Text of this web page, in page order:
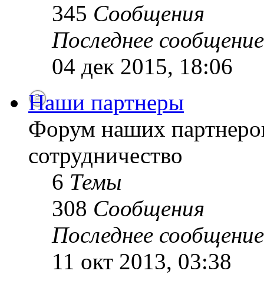
345 Сообщения
Последнее сообщение
04 дек 2015, 18:06
Наши партнеры
Форум наших
сотрудничество
6 Темы
308 Сообщения
Последнее сообщение
11 окт 2013, 03:38